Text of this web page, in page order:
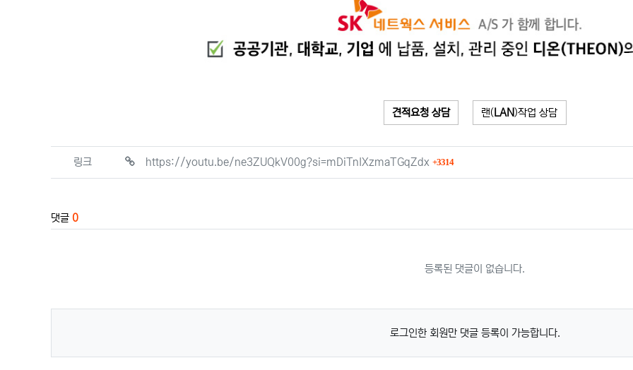
견적요청 상담 랜( LAN)작업 상담
관련자료
링크 https://youtu.be/ne3ZUQkV00g?si=mDiTnIXzmaTGqZdx 3314회 연결
댓글 0
등록된 댓글이 없습니다.
로그인한 회원만 댓글 등록이 가능합니다.